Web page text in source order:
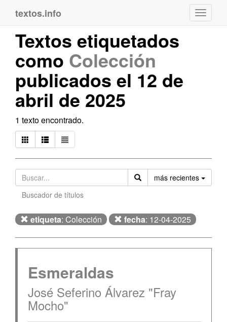
textos.info
Textos etiquetados
como Colección
publicados el 12 de
abril de 2025
1 texto encontrado.
más recientes
Buscador de títulos
etiqueta: Colección fecha: 12-04-2025
Esmeraldas
José Seferino Álvarez "Fray
Mocho"